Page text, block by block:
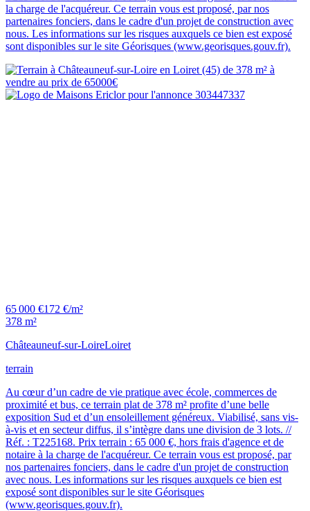
la charge de l'acquéreur. Ce terrain vous est proposé, par nos
partenaires fonciers, dans le cadre d'un projet de construction avec
nous. Les informations sur les risques auxquels ce bien est exposé
sont disponibles sur le site Géorisques (www.georisques.gouv.fr).
65 000 €172 €/m²
378 m²
Châteauneuf-sur-LoireLoiret
terrain
Au cœur d’un cadre de vie pratique avec école, commerces de
proximité et bus, ce terrain plat de 378 m² profite d’une belle
exposition Sud et d’un ensoleillement généreux. Viabilisé, sans vis-
à-vis et en secteur diffus, il s’intègre dans une division de 3 lots. //
Réf. : T225168. Prix terrain : 65 000 €, hors frais d'agence et de
notaire à la charge de l'acquéreur. Ce terrain vous est proposé, par
nos partenaires fonciers, dans le cadre d'un projet de construction
avec nous. Les informations sur les risques auxquels ce bien est
exposé sont disponibles sur le site Géorisques
(www.georisques.gouv.fr).